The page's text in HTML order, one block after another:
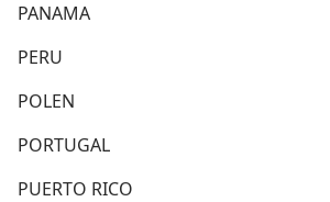
PANAMA
PERU
POLEN
PORTUGAL
PUERTO RICO